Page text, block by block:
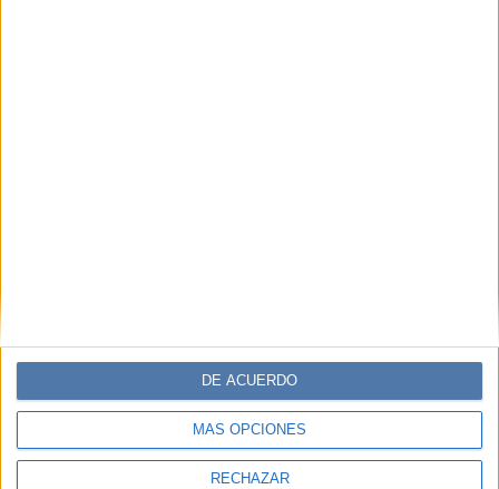
MÁS OPCIONES
RECHAZAR
DE ACUERDO